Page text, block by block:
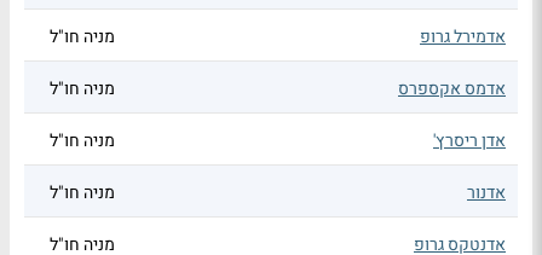
אדמירל גרופ מניה חו"ל
אדמס אקספרס מניה חו"ל
אדן ריסרץ' מניה חו"ל
אדנור מניה חו"ל
אדנטקס גרופ מניה חו"ל